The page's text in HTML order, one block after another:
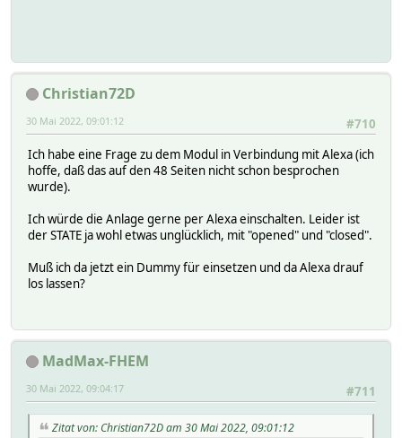
Christian72D
#710
30 Mai 2022, 09:01:12
Ich habe eine Frage zu dem Modul in Verbindung mit Alexa (ich
hoffe, daß das auf den 48 Seiten nicht schon besprochen
wurde).
Ich würde die Anlage gerne per Alexa einschalten. Leider ist
der STATE ja wohl etwas unglücklich, mit "opened" und "closed".
Muß ich da jetzt ein Dummy für einsetzen und da Alexa drauf
los lassen?
MadMax-FHEM
#711
30 Mai 2022, 09:04:17
Zitat von: Christian72D am 30 Mai 2022, 09:01:12